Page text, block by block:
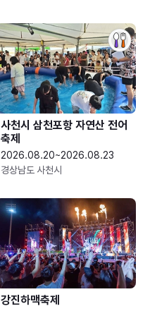
사천시 삼천포항 자연산 전어
축제
2026.08.20~2026.08.23
경상남도 사천시
강진하맥축제